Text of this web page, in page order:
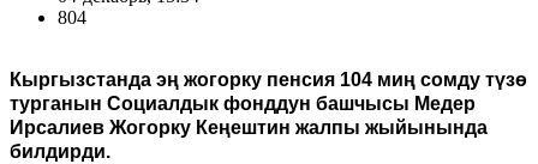
804
Кыргызстанда эң жогорку пенсия 104 миң сомду түзө
турганын Социалдык фонддун башчысы Медер
Ирсалиев Жогорку Кеңештин жалпы жыйынында
билдирди.